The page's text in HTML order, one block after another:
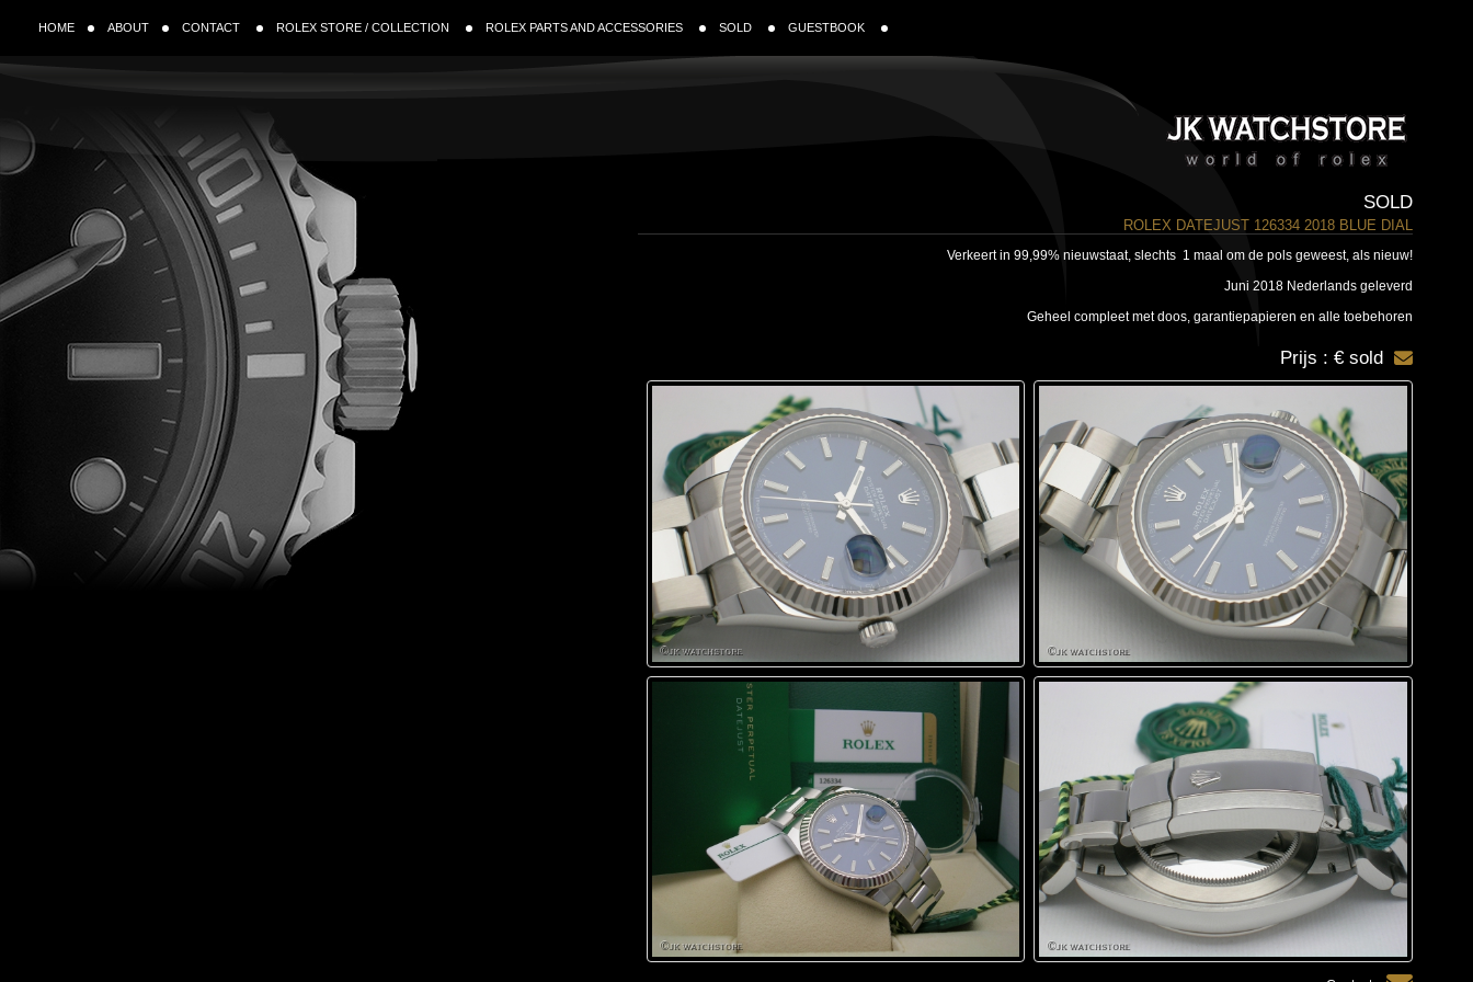
HOME ABOUT CONTACT ROLEX STORE / COLLECTION ROLEX PARTS AND ACCESSORIES SOLD GUESTBOOK
SOLD
ROLEX DATEJUST 126334 2018 BLUE DIAL
Verkeert in 99,99% nieuwstaat, slechts 1 maal om de pols geweest, als nieuw!
Juni 2018 Nederlands geleverd
Geheel compleet met doos, garantiepapieren en alle toebehoren
Prijs : € sold